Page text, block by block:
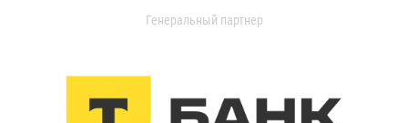
Генеральный партнер